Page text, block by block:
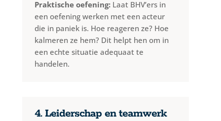
Praktische oefening:Laat BHV’ers in
een oefening werken met een acteur
die in paniek is. Hoe reageren ze? Hoe
kalmeren ze hem? Dit helpt hen om in
een echte situatie adequaat te
handelen.
4. Leiderschap en teamwerk